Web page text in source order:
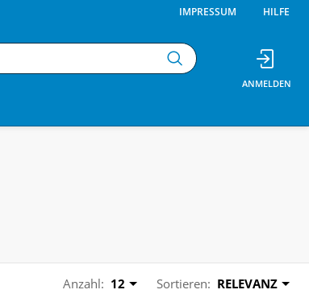
IMPRESSUM HILFE
Anzahl: 12 Sortieren: RELEVANZ